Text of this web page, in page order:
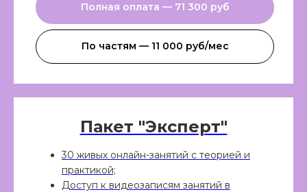
Полная оплата — 71 300 руб​
По частям — 11 000 руб/мес
Пакет "Эксперт"
30 живых онлайн-занятий с теорией и
практикой;
Доступ к видеозаписям занятий в